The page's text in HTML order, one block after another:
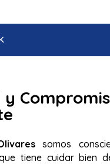
y
somos
tiene cuidar bien